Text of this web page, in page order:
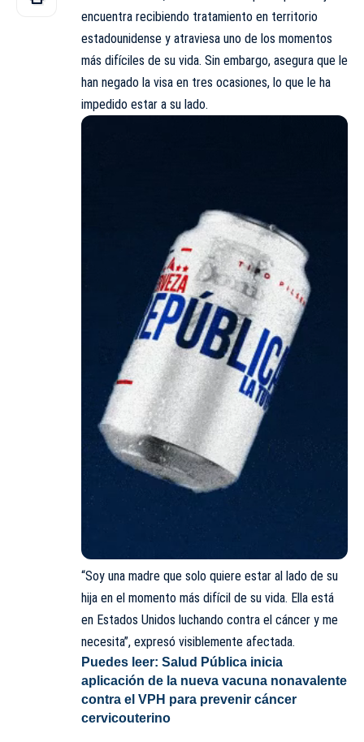
encuentra recibiendo tratamiento en territorio
estadounidense y atraviesa uno de los momentos
más difíciles de su vida. Sin embargo, asegura que le
han negado la visa en tres ocasiones, lo que le ha
impedido estar a su lado.
“Soy una madre que solo quiere estar al lado de su
hija en el momento más difícil de su vida. Ella está
en Estados Unidos luchando contra el cáncer y me
necesita”, expresó visiblemente afectada.
Puedes leer: Salud Pública inicia
aplicación de la nueva vacuna nonavalente
contra el VPH para prevenir cáncer
cervicouterino